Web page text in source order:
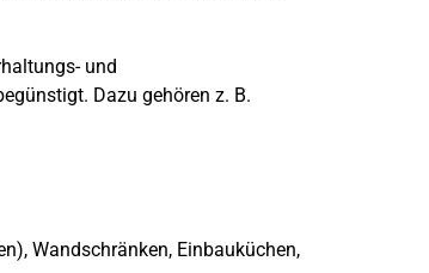
und
Dazu gehören z. B.
Wandschränken, Einbauküchen,